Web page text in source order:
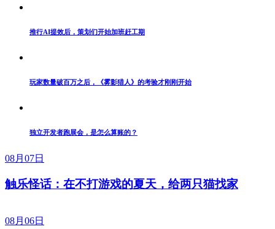
推行AI提效后，策划们开始加班赶工期
玩家数量破百万之后，《雾影猎人》的考验才刚刚开始
独立开发者跑展会，是怎么算账的？
08月07日
触乐怪话：在不打游戏的夏天，给两只猫找家
08月06日